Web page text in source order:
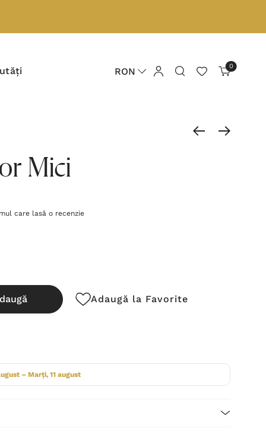
RON 0
Mici
care lasă o recenzie
Adaugă la Favorite
– Marți, 11 august